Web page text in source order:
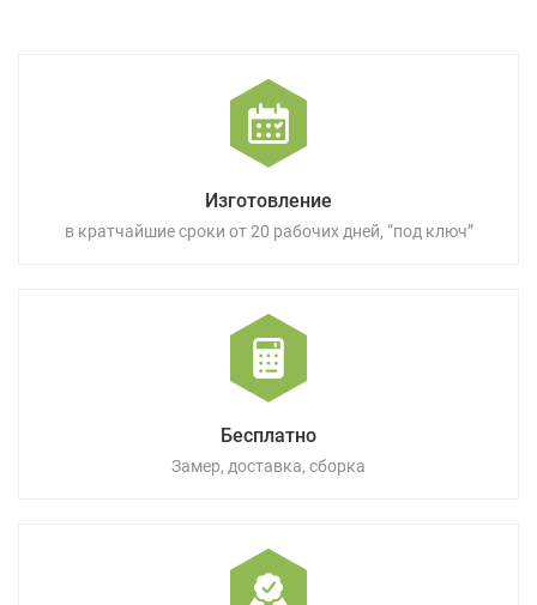
Изготовление
в кратчайшие сроки от 20 рабочих дней, “под ключ”
Бесплатно
Замер, доставка, сборка